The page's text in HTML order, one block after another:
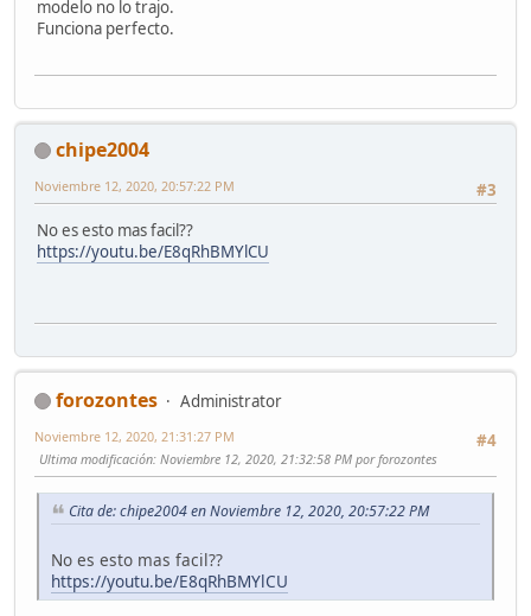
modelo no lo trajo.
Funciona perfecto.
chipe2004
#3
Noviembre 12, 2020, 20:57:22 PM
No es esto mas facil??
https://youtu.be/E8qRhBMYlCU
forozontes
Administrator
#4
Noviembre 12, 2020, 21:31:27 PM
Ultima modificación: Noviembre 12, 2020, 21:32:58 PM por forozontes
Cita de: chipe2004 en Noviembre 12, 2020, 20:57:22 PM
No es esto mas facil??
https://youtu.be/E8qRhBMYlCU